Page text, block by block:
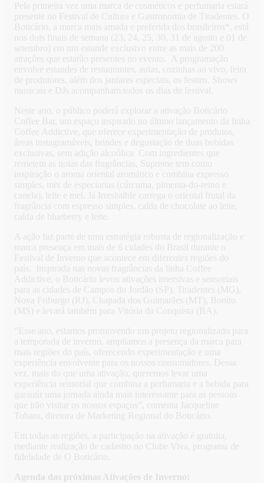
Pela primeira vez uma marca de cosméticos e perfumaria estará
presente no Festival de Cultura e Gastronomia de Tiradentes. O
Boticário, a marca mais amada e preferida dos brasileiros*, está
nos dois finais de semana (23, 24, 25, 30, 31 de agosto e 01 de
setembro) em um estande exclusivo entre as mais de 200
atrações que estarão presentes no evento. A programação
envolve estandes de restaurantes, aulas, cozinhas ao vivo, feira
de produtores, além dos jantares especiais, os festins. Shows
musicais e DJs acompanham todos os dias de festival.
Neste ano, o público poderá explorar a ativação Boticário
Coffee Bar, um espaço inspirado no último lançamento da linha
Coffee Addictive, que oferece experimentação de produtos,
áreas instagramáveis, brindes e degustação de duas bebidas
exclusivas, sem adição alcoólica Com ingredientes que
remetem as notas das fragrâncias, Supreme tem como
inspiração o aroma oriental aromático e combina expresso
simples, mix de especiarias (cúrcuma, pimenta-do-reino e
canela), leite e mel. Já Irresistible carrega o oriental frutal da
fragrância com espresso simples, calda de chocolate ao leite,
calda de blueberry e leite.
A ação faz parte de uma estratégia robusta de regionalização e
marca presença em mais de 6 cidades do Brasil durante o
Festival de Inverno que acontece em diferentes regiões do
país. Inspirada nas novas fragrâncias da linha Coffee
Addictive, o Boticário levou ativações imersivas e sensoriais
para as cidades de Campos do Jordão (SP), Tiradentes (MG),
Nova Friburgo (RJ), Chapada dos Guimarães (MT), Bonito
(MS) e levará também para Vitória da Conquista (BA).
“Esse ano, estamos promovendo um projeto regionalizado para
a temporada de inverno, ampliamos a presença da marca para
mais regiões do país, oferecendo experimentação e uma
experiência envolvente para os nossos consumidores. Dessa
vez, mais do que uma ativação, queremos levar uma
experiência sensorial que combina a perfumaria e a bebida para
garantir uma jornada ainda mais interessante para as pessoas
que irão visitar os nossos espaços”, comenta Jacqueline
Tobaru, diretora de Marketing Regional do Boticário.
Em todas as regiões, a participação na ativação é gratuita,
mediante realização de cadastro no Clube Viva, programa de
fidelidade de O Boticário.
Agenda das próximas Ativações de Inverno: